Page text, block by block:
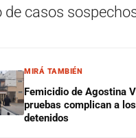
de casos
MIRÁ TAMBIÉN
Femicidio de Agostina
pruebas complican a
detenidos